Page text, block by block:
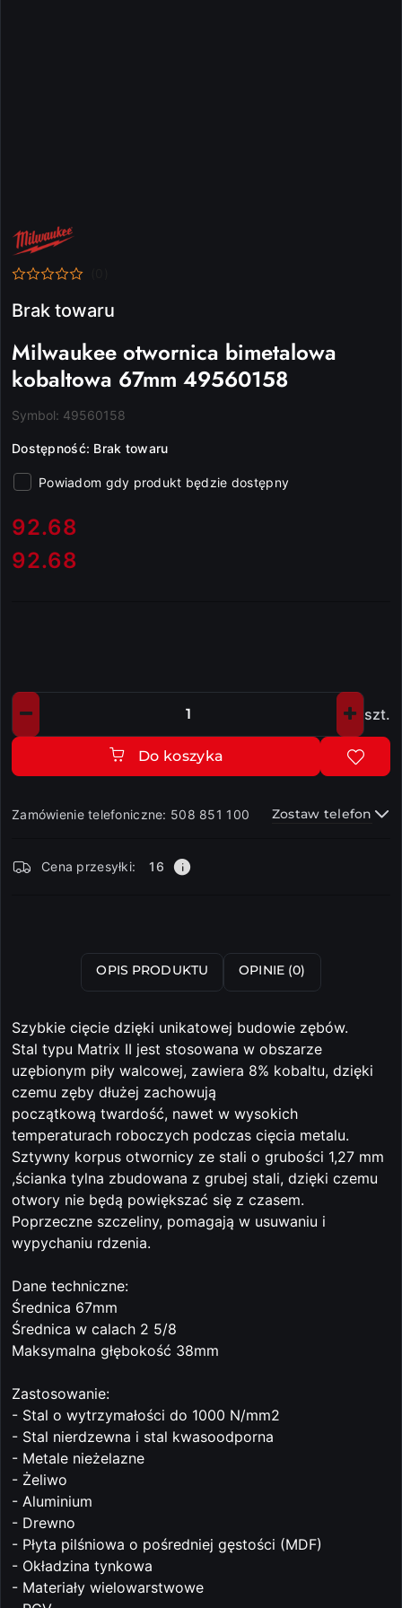
NAZWA
PRODUCENTA:
MILWAUKEE
Brak towaru
Milwaukee otwornica bimetalowa
kobaltowa 67mm 49560158
Symbol: 49560158
Dostępność: Brak towaru
Powiadom gdy produkt będzie dostępny
cena:
92.68
Cena:
92.68
Ilość szt.
Do koszyka
Zamówienie telefoniczne: 508 851 100 Zostaw telefon
i
Cena przesyłki: 16
OPIS PRODUKTU OPINIE (0)
Szybkie cięcie dzięki unikatowej budowie zębów.
Stal typu Matrix II jest stosowana w obszarze
uzębionym piły walcowej, zawiera 8% kobaltu, dzięki
czemu zęby dłużej zachowują
początkową twardość, nawet w wysokich
temperaturach roboczych podczas cięcia metalu.
Sztywny korpus otwornicy ze stali o grubości 1,27 mm
,ścianka tylna zbudowana z grubej stali, dzięki czemu
otwory nie będą powiększać się z czasem.
Poprzeczne szczeliny, pomagają w usuwaniu i
wypychaniu rdzenia.
Dane techniczne:
Średnica 67mm
Średnica w calach 2 5/8
Maksymalna głębokość 38mm
Zastosowanie:
- Stal o wytrzymałości do 1000 N/mm2
- Stal nierdzewna i stal kwasoodporna
- Metale nieżelazne
- Żeliwo
- Aluminium
- Drewno
- Płyta pilśniowa o pośredniej gęstości (MDF)
- Okładzina tynkowa
- Materiały wielowarstwowe